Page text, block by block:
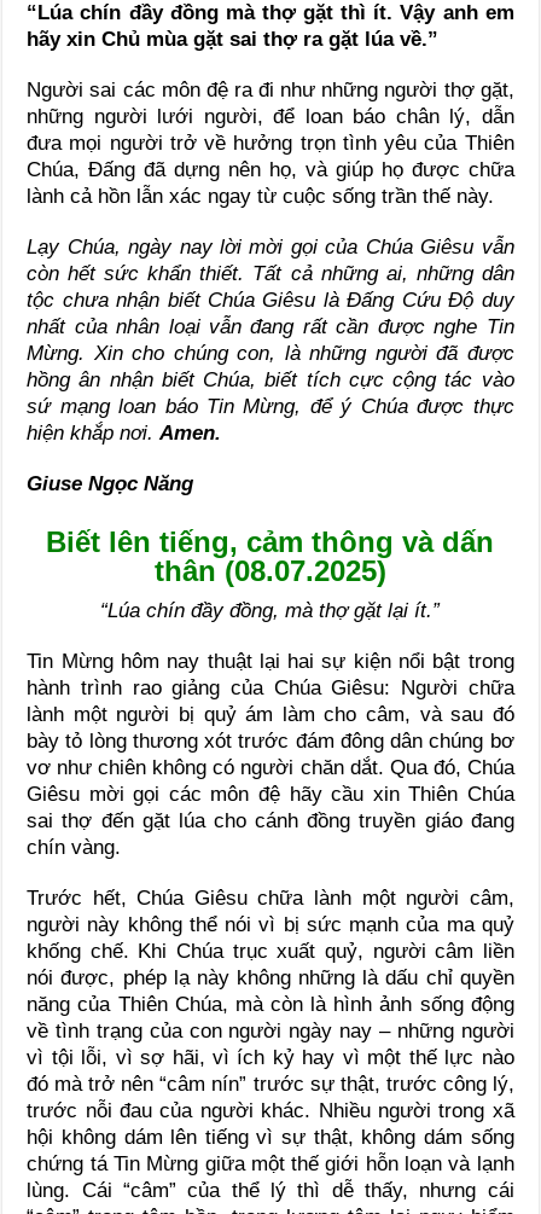
“Lúa chín đầy đồng mà thợ gặt thì ít. Vậy anh em
hãy xin Chủ mùa gặt sai thợ ra gặt lúa về.”
Người sai các môn đệ ra đi như những người thợ gặt,
những người lưới người, để loan báo chân lý, dẫn
đưa mọi người trở về hưởng trọn tình yêu của Thiên
Chúa, Đấng đã dựng nên họ, và giúp họ được chữa
lành cả hồn lẫn xác ngay từ cuộc sống trần thế này.
Lạy Chúa, ngày nay lời mời gọi của Chúa Giêsu vẫn
còn hết sức khẩn thiết. Tất cả những ai, những dân
tộc chưa nhận biết Chúa Giêsu là Đấng Cứu Độ duy
nhất của nhân loại vẫn đang rất cần được nghe Tin
Mừng. Xin cho chúng con, là những người đã được
hồng ân nhận biết Chúa, biết tích cực cộng tác vào
sứ mạng loan báo Tin Mừng, để ý Chúa được thực
hiện khắp nơi.Amen.
Giuse Ngọc Năng
Biết lên tiếng, cảm thông và dấn
thân (08.07.2025)
“Lúa chín đầy đồng, mà thợ gặt lại ít.”
Tin Mừng hôm nay thuật lại hai sự kiện nổi bật trong
hành trình rao giảng của Chúa Giêsu: Người chữa
lành một người bị quỷ ám làm cho câm, và sau đó
bày tỏ lòng thương xót trước đám đông dân chúng bơ
vơ như chiên không có người chăn dắt. Qua đó, Chúa
Giêsu mời gọi các môn đệ hãy cầu xin Thiên Chúa
sai thợ đến gặt lúa cho cánh đồng truyền giáo đang
chín vàng.
Trước hết, Chúa Giêsu chữa lành một người câm,
người này không thể nói vì bị sức mạnh của ma quỷ
khống chế. Khi Chúa trục xuất quỷ, người câm liền
nói được, phép lạ này không những là dấu chỉ quyền
năng của Thiên Chúa, mà còn là hình ảnh sống động
về tình trạng của con người ngày nay – những người
vì tội lỗi, vì sợ hãi, vì ích kỷ hay vì một thế lực nào
đó mà trở nên “câm nín” trước sự thật, trước công lý,
trước nỗi đau của người khác. Nhiều người trong xã
hội không dám lên tiếng vì sự thật, không dám sống
chứng tá Tin Mừng giữa một thế giới hỗn loạn và lạnh
lùng. Cái “câm” của thể lý thì dễ thấy, nhưng cái